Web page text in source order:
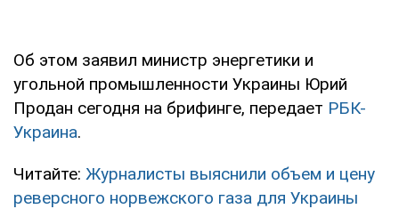
Об этом заявил министр энергетики и
угольной промышленности Украины Юрий
Продан сегодня на брифинге, передает РБК-
Украина.
Читайте: Журналисты выяснили объем и цену
реверсного норвежского газа для Украины